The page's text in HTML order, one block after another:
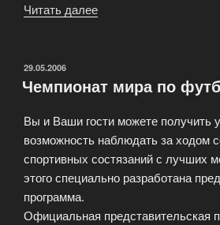
Читать далее
ОПУБЛИКОВАНО
29.05.2006
Чемпионат мира по
Вы и Ваши гости можете получить
возможность наблюдать за ходом
спортивных состязаний с лучших
этого специально разработана
программа.
Официальная представительская